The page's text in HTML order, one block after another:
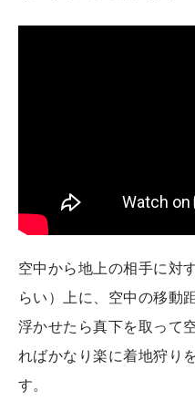
空中から地上の相手に対
らい）上に、空中の移動
浮かせたら真下を取って
ればかなり楽に着地狩り
す。